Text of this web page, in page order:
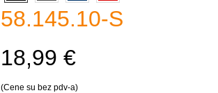
58.145.10-S
18,99 €
(Cene su bez pdv-a)